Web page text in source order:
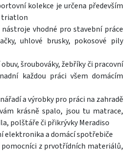
kolekce je určena především
triatlon
vhodné pro stavební práce
uhlové brusky, pokosové pily
šroubováky, žebříky či pracovní
každou práci všem domácím
a výrobky pro práci na zahradě
krásně spalo, jsou tu matrace,
polštáře či přikrývky Meradiso
elektronika a domácí spotřebiče
pomocníci z prvotřídních materiálů,